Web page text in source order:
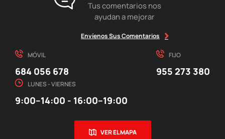
Tus comentarios nos
ayudan a mejorar
Envíenos Sus Comentarios
MÓVIL
684 056 678
FIJO
955 273 380
LUNES - VIERNES
9:00–14:00 - 16:00–19:00
VER EL MAPA